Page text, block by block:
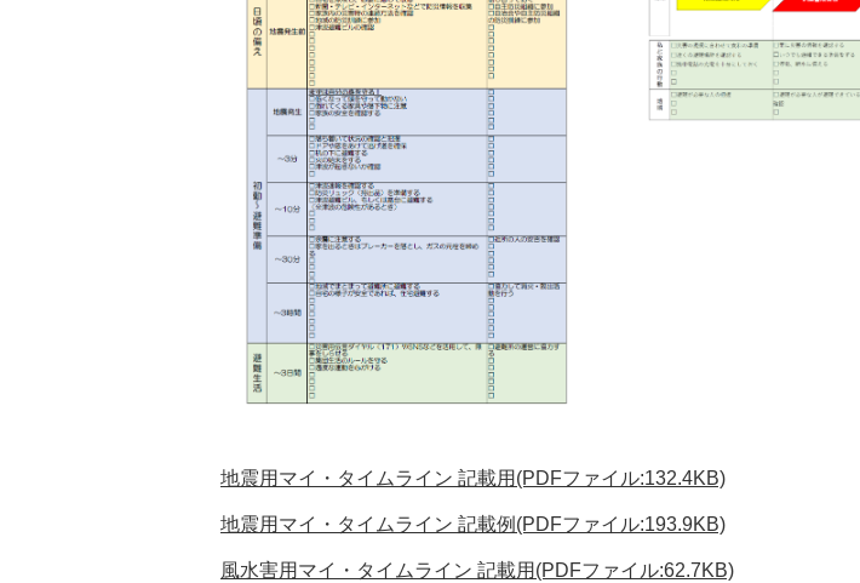
地震用マイ・タイムライン 記載用(PDFファイル:132.4KB)
地震用マイ・タイムライン 記載例(PDFファイル:193.9KB)
風水害用マイ・タイムライン 記載用(PDFファイル:62.7KB)